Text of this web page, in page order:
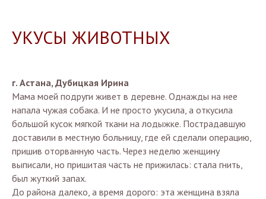
УКУСЫ ЖИВОТНЫХ
г. Астана, Дубицкая Ирина
Мама моей подруги живет в деревне. Однажды на нее
напала чужая собака. И не просто укусила, а откусила
большой кусок мягкой ткани на лодыжке. Пострадавшую
доставили в местную больницу, где ей сделали операцию,
пришив оторванную часть. Через неделю женщину
выписали, но пришитая часть не прижилась: стала гнить,
был жуткий запах.
До района далеко, а время дорого: эта женщина взяла